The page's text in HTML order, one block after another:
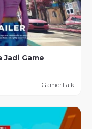
Jadi Game
GamerTalk